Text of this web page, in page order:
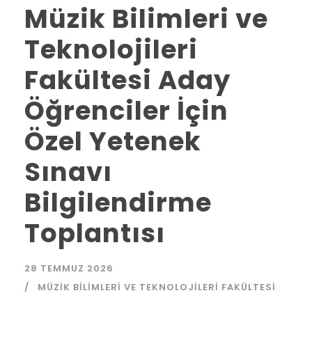
Müzik Bilimleri ve
Teknolojileri
Fakültesi Aday
Öğrenciler İçin
Özel Yetenek
Sınavı
Bilgilendirme
Toplantısı
28 TEMMUZ 2026
MÜZIK BILIMLERI VE TEKNOLOJILERI FAKÜLTESI